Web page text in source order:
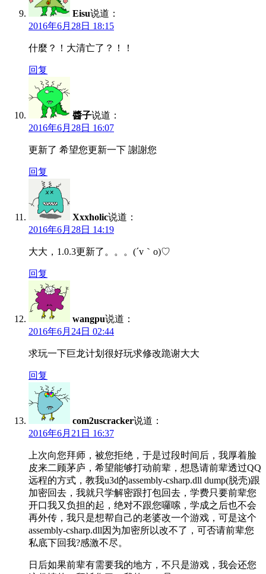
Eisu说道：
2016年6月28日 18:15
什麼？！大清亡了？！！
回复
醬子说道：
2016年6月28日 16:07
更新了 希望您更新一下 謝謝您
回复
Xxxholic说道：
2016年6月28日 14:19
大大，1.0.3更新了。。。(´v｀o)♡
回复
wangpu说道：
2016年6月24日 02:44
求玩一下巨龙计划很好玩求修改跪谢大大
回复
com2uscracker说道：
2016年6月21日 16:37
上次向您拜师，被您拒绝，于是过段时间后，我厚着脸
皮来二顾茅庐，希望能够打动前辈，想恳请前辈透过QQ
远程的方式，教我u3d的assembly-csharp.dll dump(脱壳)跟
加密回去，我就只学解密跟打包回去，学费只要前辈您
开口我又负担的起，绝对不跟您囉嗦，学成之后也不会
再外传，我只是想帮自己的老婆改一个游戏，可是这个
assembly-csharp.dll因为加密所以改不了，可否请前辈您
私底下回我?感激不尽。
日后如果前辈有需要我的地方，不只是游戏，我会还您